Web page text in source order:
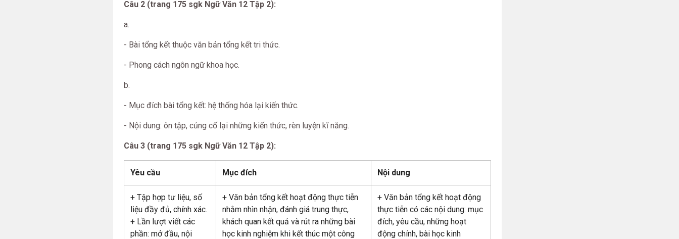
Câu 2 (trang 175 sgk Ngữ Văn 12 Tập 2):
a.
- Bài tổng kết thuộc văn bản tổng kết tri thức.
- Phong cách ngôn ngữ khoa học.
b.
- Mục đích bài tổng kết: hệ thống hóa lại kiến thức.
- Nội dung: ôn tập, củng cố lại những kiến thức, rèn luyện kĩ năng.
Câu 3 (trang 175 sgk Ngữ Văn 12 Tập 2):
Yêu cầu Mục đích Nội dung
+ Tập hợp tư liệu, số
liệu đầy đủ, chính xác.
+ Lần lượt viết các
phần: mở đầu, nội
+ Văn bản tổng kết hoạt động thực tiễn
nhằm nhìn nhận, đánh giá trung thực,
khách quan kết quả và rút ra những bài
học kinh nghiệm khi kết thúc một công
+ Văn bản tổng kết hoạt động
thực tiễn có các nội dung: mục
đích, yêu cầu, những hoạt
động chính, bài học kinh